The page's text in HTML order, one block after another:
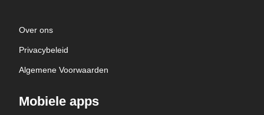
Over ons
Privacybeleid
Algemene Voorwaarden
Mobiele apps